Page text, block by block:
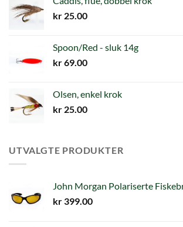
kr 25.00
Spoon/Red - sluk 14g
kr69.00
Olsen, enkel krok
kr 25.00
UTVALGTE PRODUKTER
John Morgan Polariserte
kr 399.00